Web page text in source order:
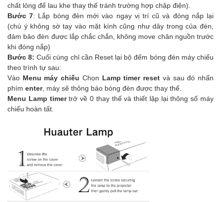
chất lỏng để lau khe thay thế tránh trường hợp chập điện).
Bước 7: Lắp bóng đèn mới vào ngay vị trí cũ và đóng nắp lại
(chú ý không sờ tay vào mặt kính cũng như dây trong của đèn,
đảm bảo đèn được lắp chắc chắn, không move chân nguồn trước
khi đóng nắp)
Bước 8:Cuối cùng chỉ cần Reset lại bộ đếm bóng đèn máy chiếu
theo trình tự sau:
Vào Menu máy chiếu Chọn Lamp timer reset và sau đó nhấn
phím enter, máy sẽ thông báo bóng đèn được thay thế.
Menu Lamp timertrở về 0 thay thế và thiết lập lại thông số máy
chiếu hoàn tất.